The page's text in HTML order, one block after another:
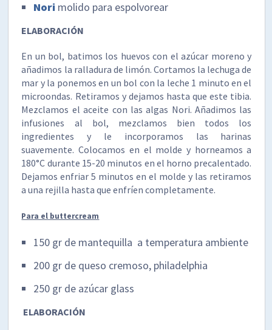
Nori molido para espolvorear
ELABORACIÓN
En un bol, batimos los huevos con el azúcar moreno y
añadimos la ralladura de limón. Cortamos la lechuga de
mar y la ponemos en un bol con la leche 1 minuto en el
microondas. Retiramos y dejamos hasta que este tibia.
Mezclamos el aceite con las algas Nori. Añadimos las
infusiones al bol, mezclamos bien todos los
ingredientes y le incorporamos las harinas
suavemente. Colocamos en el molde y horneamos a
180°C durante 15-20 minutos en el horno precalentado.
Dejamos enfriar 5 minutos en el molde y las retiramos
a una rejilla hasta que enfríen completamente.
Para el buttercream
150 gr de mantequilla a temperatura ambiente
200 gr de queso cremoso, philadelphia
250 gr de azúcar glass
ELABORACIÓN